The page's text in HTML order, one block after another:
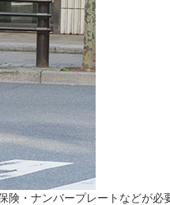
・ナンバープレートなどが